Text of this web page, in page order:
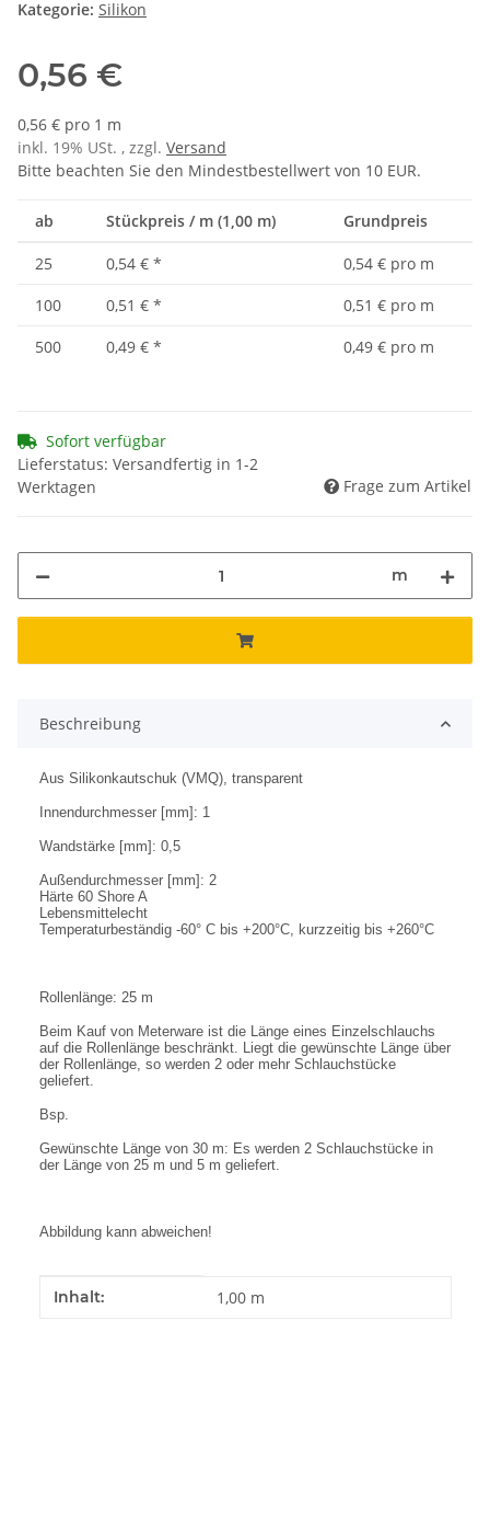
Kategorie: Silikon
0,56 €
0,56 € pro 1 m
inkl. 19% USt. , zzgl. Versand
Bitte beachten Sie den Mindestbestellwert von 10 EUR.
ab Stückpreis / m (1,00 m) Grundpreis
25 0,54 € *
0,54 € pro m
100
0,51 € *
0,51 € pro m
500
0,49 € * 0,49 € pro m
Sofort verfügbar
Lieferstatus: Versandfertig in 1-2
Werktagen
Frage zum Artikel
m
Beschreibung
Aus Silikonkautschuk (VMQ), transparent
Innendurchmesser [mm]: 1
Wandstärke [mm]: 0,5
Außendurchmesser [mm]: 2
Härte 60 Shore A
Lebensmittelecht
Temperaturbeständig -60° C bis +200°C, kurzzeitig bis +260°C
Rollenlänge: 25 m
Beim Kauf von Meterware ist die Länge eines Einzelschlauchs
auf die Rollenlänge beschränkt. Liegt die gewünschte Länge über
der Rollenlänge, so werden 2 oder mehr Schlauchstücke
geliefert.
Bsp.
Gewünschte Länge von 30 m: Es werden 2 Schlauchstücke in
der Länge von 25 m und 5 m geliefert.
Abbildung kann abweichen!
Produkteigenschaft
Wert
Inhalt: 1,00 m